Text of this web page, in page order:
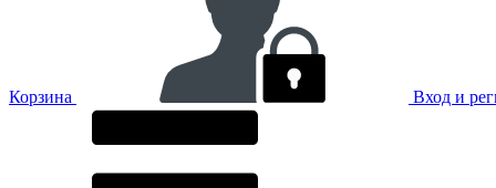
Корзина Вход и